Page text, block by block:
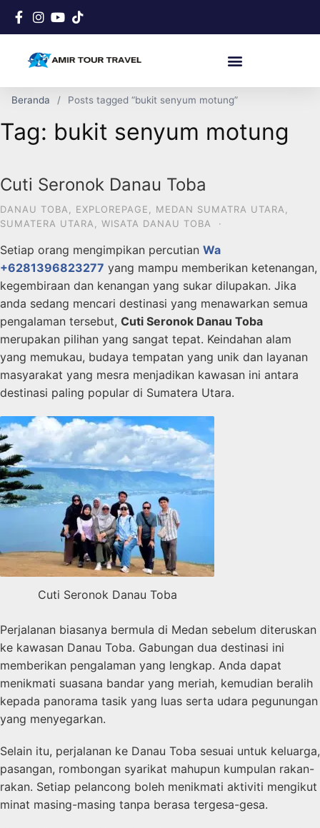
Beranda Posts tagged “bukit senyum motung”
Tag: bukit senyum motung
Cuti Seronok Danau Toba
DANAU TOBA EXPLOREPAGE MEDAN SUMATRA UTARA
SUMATERA UTARA
WISATA DANAU TOBA ·
Setiap orang mengimpikan percutian Wa
+6281396823277 yang mampu memberikan ketenangan,
kegembiraan dan kenangan yang sukar dilupakan. Jika
anda sedang mencari destinasi yang menawarkan semua
pengalaman tersebut, Cuti Seronok Danau Toba
merupakan pilihan yang sangat tepat. Keindahan alam
yang memukau, budaya tempatan yang unik dan layanan
masyarakat yang mesra menjadikan kawasan ini antara
destinasi paling popular di Sumatera Utara.
Cuti Seronok Danau Toba
Perjalanan biasanya bermula di Medan sebelum diteruskan
ke kawasan Danau Toba. Gabungan dua destinasi ini
memberikan pengalaman yang lengkap. Anda dapat
menikmati suasana bandar yang meriah, kemudian beralih
kepada panorama tasik yang luas serta udara pegunungan
yang menyegarkan.
Selain itu, perjalanan ke Danau Toba sesuai untuk keluarga,
pasangan, rombongan syarikat mahupun kumpulan rakan-
rakan. Setiap pelancong boleh menikmati aktiviti mengikut
minat masing-masing tanpa berasa tergesa-gesa.